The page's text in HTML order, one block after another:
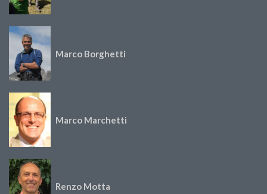
Marco Borghetti
Marco Marchetti
Renzo Motta